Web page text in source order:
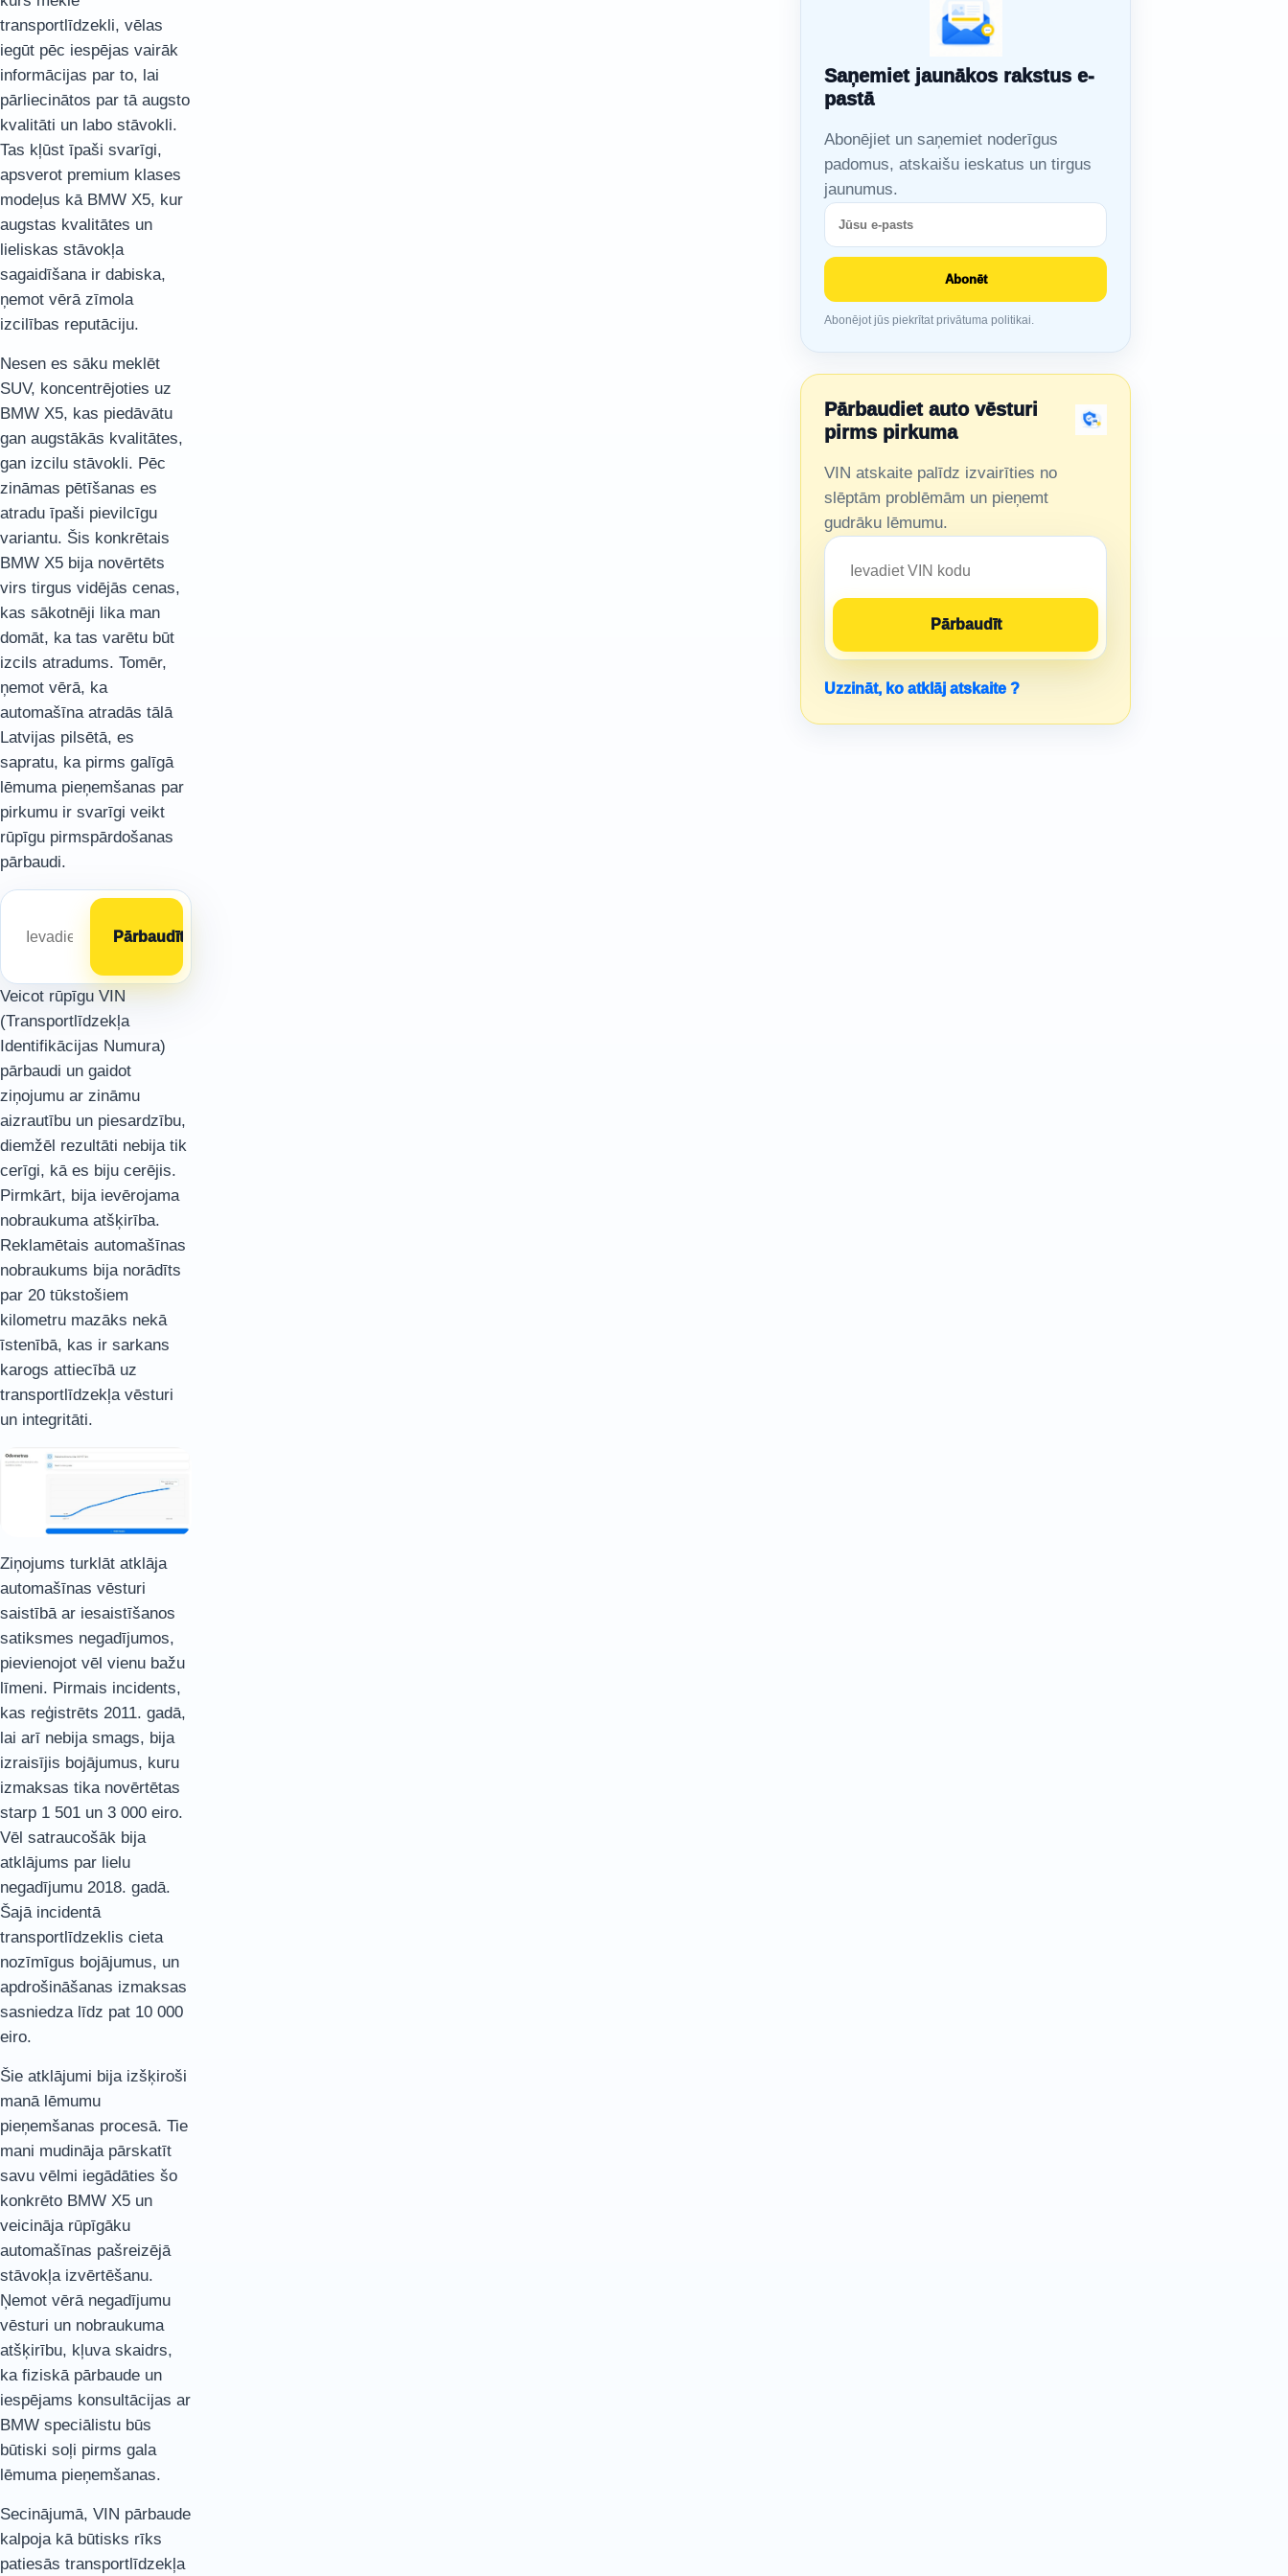
transportlīdzekli, vēlas
iegūt pēc iespējas vairāk
informācijas par to, lai
pārliecinātos par tā augsto
kvalitāti un labo stāvokli.
Tas kļūst īpaši svarīgi,
apsverot premium klases
modeļus kā BMW X5, kur
augstas kvalitātes un
lieliskas stāvokļa
sagaidīšana ir dabiska,
ņemot vērā zīmola
izcilības reputāciju.
Nesen es sāku meklēt
SUV, koncentrējoties uz
BMW X5, kas piedāvātu
gan augstākās kvalitātes,
gan izcilu stāvokli. Pēc
zināmas pētīšanas es
atradu īpaši pievilcīgu
variantu. Šis konkrētais
BMW X5 bija novērtēts
virs tirgus vidējās cenas,
kas sākotnēji lika man
domāt, ka tas varētu būt
izcils atradums. Tomēr,
ņemot vērā, ka
automašīna atradās tālā
Latvijas pilsētā, es
sapratu, ka pirms galīgā
lēmuma pieņemšanas par
pirkumu ir svarīgi veikt
rūpīgu pirmspārdošanas
pārbaudi.
Veicot rūpīgu VIN
(Transportlīdzekļa
Identifikācijas Numura)
pārbaudi un gaidot
ziņojumu ar zināmu
aizrautību un piesardzību,
diemžēl rezultāti nebija tik
cerīgi, kā es biju cerējis.
Pirmkārt, bija ievērojama
nobraukuma atšķirība.
Reklamētais automašīnas
nobraukums bija norādīts
par 20 tūkstošiem
kilometru mazāks nekā
īstenībā, kas ir sarkans
karogs attiecībā uz
transportlīdzekļa vēsturi
un integritāti.
Ziņojums turklāt atklāja
automašīnas vēsturi
saistībā ar iesaistīšanos
satiksmes negadījumos,
pievienojot vēl vienu bažu
līmeni. Pirmais incidents,
kas reģistrēts 2011. gadā,
lai arī nebija smags, bija
izraisījis bojājumus, kuru
izmaksas tika novērtētas
starp 1 501 un 3 000 eiro.
Vēl satraucošāk bija
atklājums par lielu
negadījumu 2018. gadā.
Šajā incidentā
transportlīdzeklis cieta
nozīmīgus bojājumus, un
apdrošināšanas izmaksas
sasniedza līdz pat 10 000
eiro.
Šie atklājumi bija izšķiroši
manā lēmumu
pieņemšanas procesā. Tie
mani mudināja pārskatīt
savu vēlmi iegādāties šo
konkrēto BMW X5 un
veicināja rūpīgāku
automašīnas pašreizējā
stāvokļa izvērtēšanu.
Ņemot vērā negadījumu
vēsturi un nobraukuma
atšķirību, kļuva skaidrs,
ka fiziskā pārbaude un
iespējams konsultācijas ar
BMW speciālistu būs
būtiski soļi pirms gala
lēmuma pieņemšanas.
Secinājumā, VIN pārbaude
kalpoja kā būtisks rīks
patiesās transportlīdzekļa
Saņemiet jaunākos rakstus e-
pastā
Abonējiet un saņemiet noderīgus
padomus, atskaišu ieskatus un tirgus
jaunumus.
Abonēt
Abonējot jūs piekrītat privātuma politikai.
Pārbaudiet auto vēsturi
pirms pirkuma
VIN atskaite palīdz izvairīties no
slēptām problēmām un pieņemt
gudrāku lēmumu.
Uzzināt, ko atklāj atskaite ?